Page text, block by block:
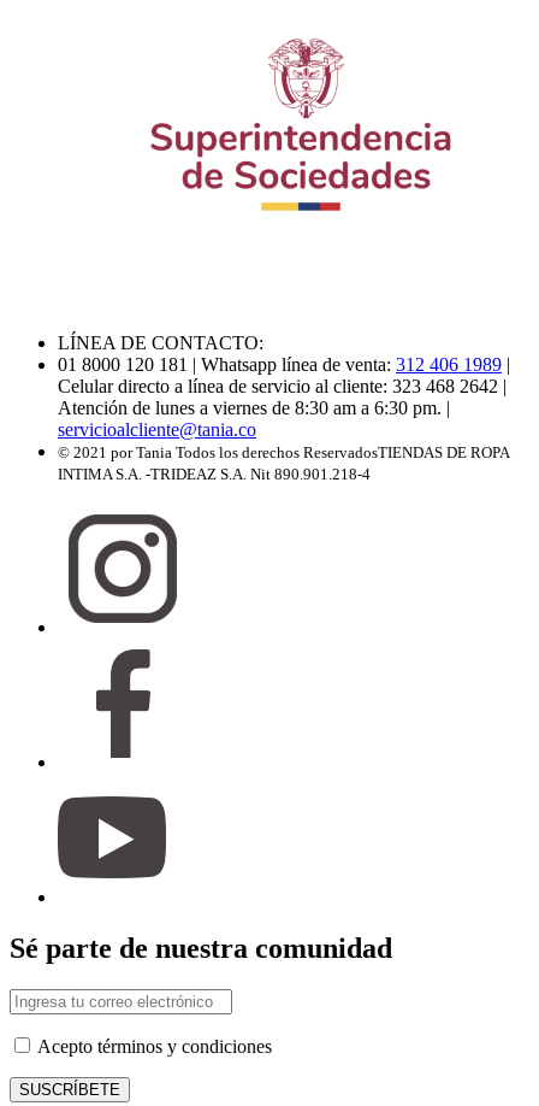
LÍNEA DE CONTACTO:
01 8000 120 181 | Whatsapp línea de venta: 312 406 1989 |
Celular directo a línea de servicio al cliente: 323 468 2642 |
Atención de lunes a viernes de 8:30 am a 6:30 pm. |
servicioalcliente@tania.co
© 2021 por Tania Todos los derechos ReservadosTIENDAS DE ROPA
INTIMA S.A. -TRIDEAZ S.A. Nit 890.901.218-4
Sé parte de nuestra comunidad
Acepto términos y condiciones